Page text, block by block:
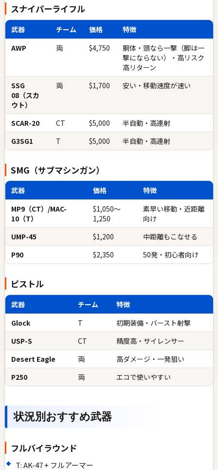
スナイパーライフル
武器 チーム 価格
特徴
AWP
両 $4,750
胴体・頭なら一撃（脚は一
撃にならない）・高リスク
高リターン
SSG
08（スカ
ウト）
両 $1,700 安い・移動速度が速い
SCAR-20 CT $5,000
半自動・高連射
G3SG1
T $5,000 半自動・高連射
SMG（サブマシンガン）
武器 価格
特徴
MP9（CT）/MAC-
10（T）
$1,050〜
1,250
素早い移動・近距離
向け
UMP-45
$1,200
中距離もこなせる
P90
$2,350 50発・初心者向け
ピストル
武器 チーム
特徴
Glock
T
初期装備・バースト射撃
USP-S
CT
精度高・サイレンサー
Desert Eagle
両
高ダメージ・一発狙い
P250
両 エコで使いやすい
状況別おすすめ武器
フルバイラウンド
T: AK-47 + フルアーマー